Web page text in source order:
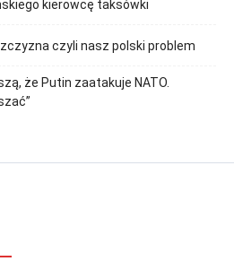
kierowcę taksówki
czyli nasz polski problem
że Putin zaatakuje NATO.